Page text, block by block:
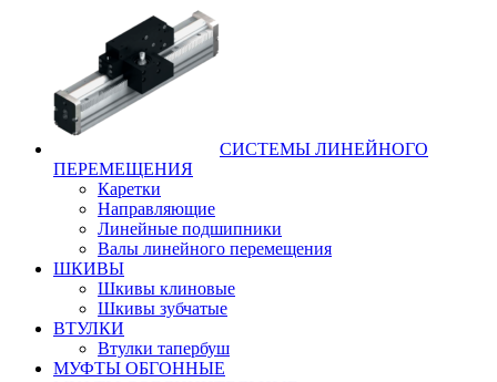
СИСТЕМЫ ЛИНЕЙНОГО
ПЕРЕМЕЩЕНИЯ
Каретки
Направляющие
Линейные подшипники
Валы линейного перемещения
ШКИВЫ
Шкивы клиновые
Шкивы зубчатые
ВТУЛКИ
Втулки тапербуш
МУФТЫ ОБГОННЫЕ